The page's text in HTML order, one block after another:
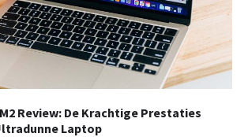
Review: De Krachtige Prestaties
Laptop